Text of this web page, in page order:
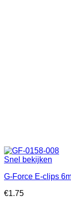
Snel bekijken
G-Force E-clips
€1.75